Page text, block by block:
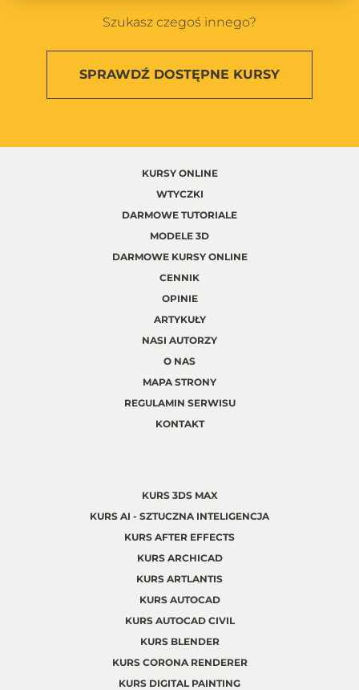
Szukasz czegoś innego?
SPRAWDŹ DOSTĘPNE KURSY
KURSY ONLINE
WTYCZKI
DARMOWE TUTORIALE
MODELE 3D
DARMOWE KURSY ONLINE
CENNIK
OPINIE
ARTYKUŁY
NASI AUTORZY
O NAS
MAPA STRONY
REGULAMIN SERWISU
KONTAKT
KURS 3DS MAX
KURS AI - SZTUCZNA INTELIGENCJA
KURS AFTER EFFECTS
KURS ARCHICAD
KURS ARTLANTIS
KURS AUTOCAD
KURS AUTOCAD CIVIL
KURS BLENDER
KURS CORONA RENDERER
KURS DIGITAL PAINTING